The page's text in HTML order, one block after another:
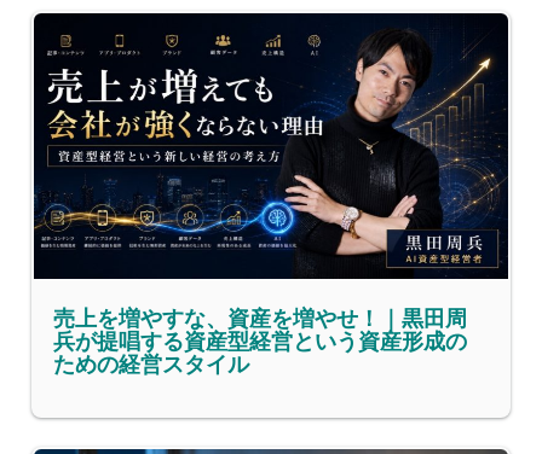
売上を増やすな、資産を増やせ！｜黒田周
兵が提唱する資産型経営という資産形成の
ための経営スタイル